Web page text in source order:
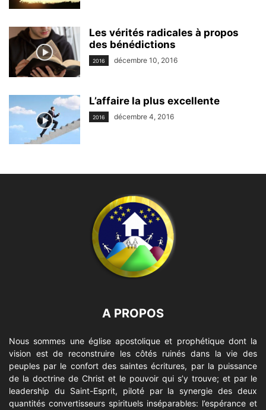
Les vérités radicales à propos
des bénédictions
2016 décembre 10, 2016
L’affaire la plus excellente
2016 décembre 4, 2016
A PROPOS
Nous sommes une église apostolique et prophétique dont la
vision est de reconstruire les côtés ruinés dans la vie des
peuples par le confort des saintes écritures, par la puissance
de la doctrine de Christ et le pouvoir qui s’y trouve; et par le
leadership du Saint-Esprit, piloté par la synergie des deux
quantités convertisseurs spirituels inséparables: l’espérance et